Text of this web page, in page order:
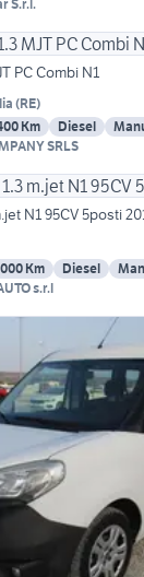
S.r.l.
PC Combi N1
(RE)
Km Diesel
SRLS
N1 95CV 5posti
Km Diesel
s.r.l